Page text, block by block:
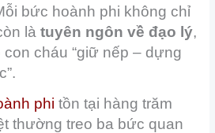
bức hoành phi không chỉ
làtuyên ngôn về đạo lý,
con cháu “giữ nếp – dựng
phi tồn tại hàng trăm
thường treo ba bức quan